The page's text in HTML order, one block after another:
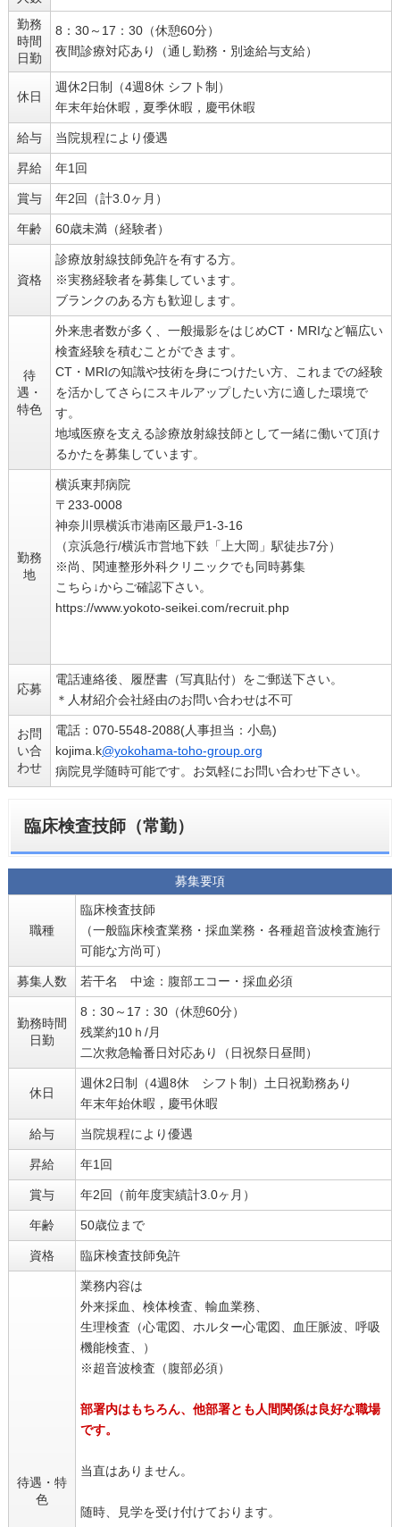
勤務
時間
日勤
8：30～17：30（休憩60分）
夜間診療対応あり（通し勤務・別途給与支給）
休日
週休2日制（4週8休 シフト制）
年末年始休暇，夏季休暇，慶弔休暇
給与 当院規程により優遇
昇給 年1回
賞与 年2回（計3.0ヶ月）
年齢 60歳未満（経験者）
資格
診療放射線技師免許を有する方。
※実務経験者を募集しています。
ブランクのある方も歓迎します。
待
遇・
特色
外来患者数が多く、一般撮影をはじめCT・MRIなど幅広い
検査経験を積むことができます。
CT・MRIの知識や技術を身につけたい方、これまでの経験
を活かしてさらにスキルアップしたい方に適した環境で
す。
地域医療を支える診療放射線技師として一緒に働いて頂け
るかたを募集しています。
勤務
地
横浜東邦病院
〒233-0008
神奈川県横浜市港南区最戸1-3-16
（京浜急行/横浜市営地下鉄「上大岡」駅徒歩7分）
※尚、関連整形外科クリニックでも同時募集
こちら↓からご確認下さい。
https://www.yokoto-seikei.com/recruit.php
応募
電話連絡後、履歴書（写真貼付）をご郵送下さい。
＊人材紹介会社経由のお問い合わせは不可
お問
い合
わせ
電話：070-5548-2088(人事担当：小島)
kojima.k@yokohama-toho-group.org
病院見学随時可能です。お気軽にお問い合わせ下さい。
臨床検査技師（常勤）
募集要項
職種
臨床検査技師
（一般臨床検査業務・採血業務・各種超音波検査施行
可能な方尚可）
募集人数 若干名 中途：腹部エコー・採血必須
勤務時間
日勤
8：30～17：30（休憩60分）
残業約10ｈ/月
二次救急輪番日対応あり（日祝祭日昼間）
休日
週休2日制（4週8休 シフト制）土日祝勤務あり
年末年始休暇，慶弔休暇
給与 当院規程により優遇
昇給 年1回
賞与 年2回（前年度実績計3.0ヶ月）
年齢 50歳位まで
資格 臨床検査技師免許
待遇・特
色
業務内容は
外来採血、検体検査、輸血業務、
生理検査（心電図、ホルター心電図、血圧脈波、呼吸
機能検査、）
※超音波検査（腹部必須）
部署内はもちろん、他部署とも人間関係は良好な職場
です。
当直はありません。
随時、見学を受け付けております。